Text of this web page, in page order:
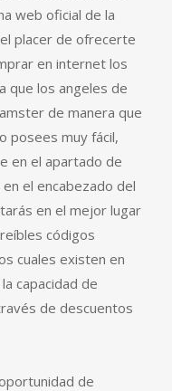
web oficial de la
placer de ofrecerte
en internet los
que los angeles de
de manera que
posees muy fácil,
en el apartado de
el encabezado del
en el mejor lugar
códigos
cuales existen en
capacidad de
de descuentos
de